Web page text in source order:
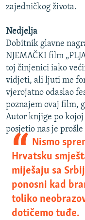
zajedničkog života.
Nedjelja
Dobitnik glavne
NJEMAČKI film
toj činjenici iako
vidjeti, ali ljuti me
vjerojatno odaslao
poznajem ovaj film,
Autor knjige po
posjetio nas je
Nismo
Hrvatsku
miješaju sa
ponosni kad
toliko
dotičemo tuđe.